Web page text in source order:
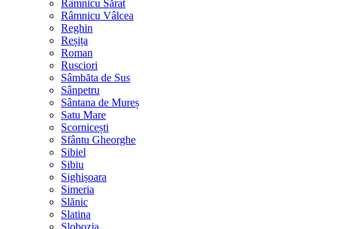
Râmnicu Sărat
Râmnicu Vâlcea
Reghin
Reșița
Roman
Rusciori
Sâmbăta de Sus
Sânpetru
Sântana de Mureș
Satu Mare
Scornicești
Sfântu Gheorghe
Sibiel
Sibiu
Sighișoara
Simeria
Slănic
Slatina
Slobozia